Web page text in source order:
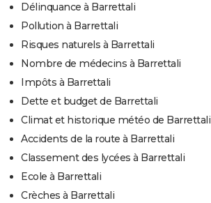
Délinquance à Barrettali
Pollution à Barrettali
Risques naturels à Barrettali
Nombre de médecins à Barrettali
Impôts à Barrettali
Dette et budget de Barrettali
Climat et historique météo de Barrettali
Accidents de la route à Barrettali
Classement des lycées à Barrettali
Ecole à Barrettali
Crèches à Barrettali